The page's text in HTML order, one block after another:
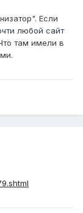
Если
любой сайт
там имели в